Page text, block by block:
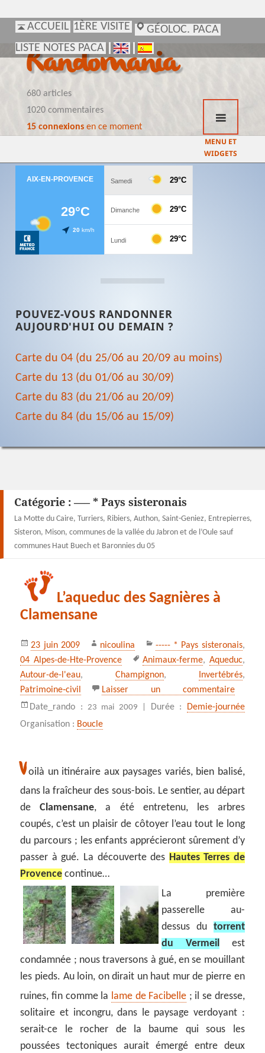
ACCUEIL 1ÈRE VISITE
GÉOLOC. PACA
LISTE NOTES PACA
Randomania
680 articles
1020 commentaires
15 connexionsen ce moment
MENU ET
WIDGETS
POUVEZ-VOUS RANDONNER
AUJOURD'HUI OU DEMAIN ?
Carte du 04 (du 25/06 au 20/09 au moins)
Carte du 13 (du 01/06 au 30/09)
Carte du 83 (du 21/06 au 20/09)
Carte du 84 (du 15/06 au 15/09)
ACCUEIL 1ÈRE VISITE
GÉOLOC. PACA
LISTE NOTES PACA
Catégorie : —– * Pays sisteronais
La Motte du Caire, Turriers, Ribiers, Authon, Saint-Geniez, Entrepierres,
Sisteron, Mison, communes de la vallée du Jabron et de l’Oule sauf
communes Haut Buech et Baronnies du 05
L’aqueduc des Sagnières à
Clamensane
Publié
le
23 juin 2009 Auteur
nicoulina Catégories
----- * Pays sisteronais,
04 Alpes-de-Hte-Provence
Mots-
clés
Animaux-ferme, Aqueduc,
Autour-de-l'eau, Champignon, Invertébrés,
Patrimoine‑civil
Laisser un commentairesur
Date_rando : 23 mai 2009 | Durée : Demie-journée
Organisation : Boucle
Voilà un itinéraire aux paysages variés, bien balisé,
dans la fraîcheur des sous-bois. Le sentier, au départ
deClamensane, a été entretenu, les arbres
coupés, c’est un plaisir de côtoyer l’eau tout le long
du parcours ; les enfants apprécieront sûrement d’y
passer à gué. La découverte des Hautes Terres de
Provence continue…
La première
passerelle au-
dessus du torrent
du Vermeil est
condamnée ; nous traversons à gué, en se mouillant
les pieds. Au loin, on dirait un haut mur de pierre en
ruines, fin comme la lame de Facibelle ; il se dresse,
solitaire et incongru, dans le paysage verdoyant :
serait-ce le rocher de la baume qui sous les
poussées tectoniques aurait émergé entre deux